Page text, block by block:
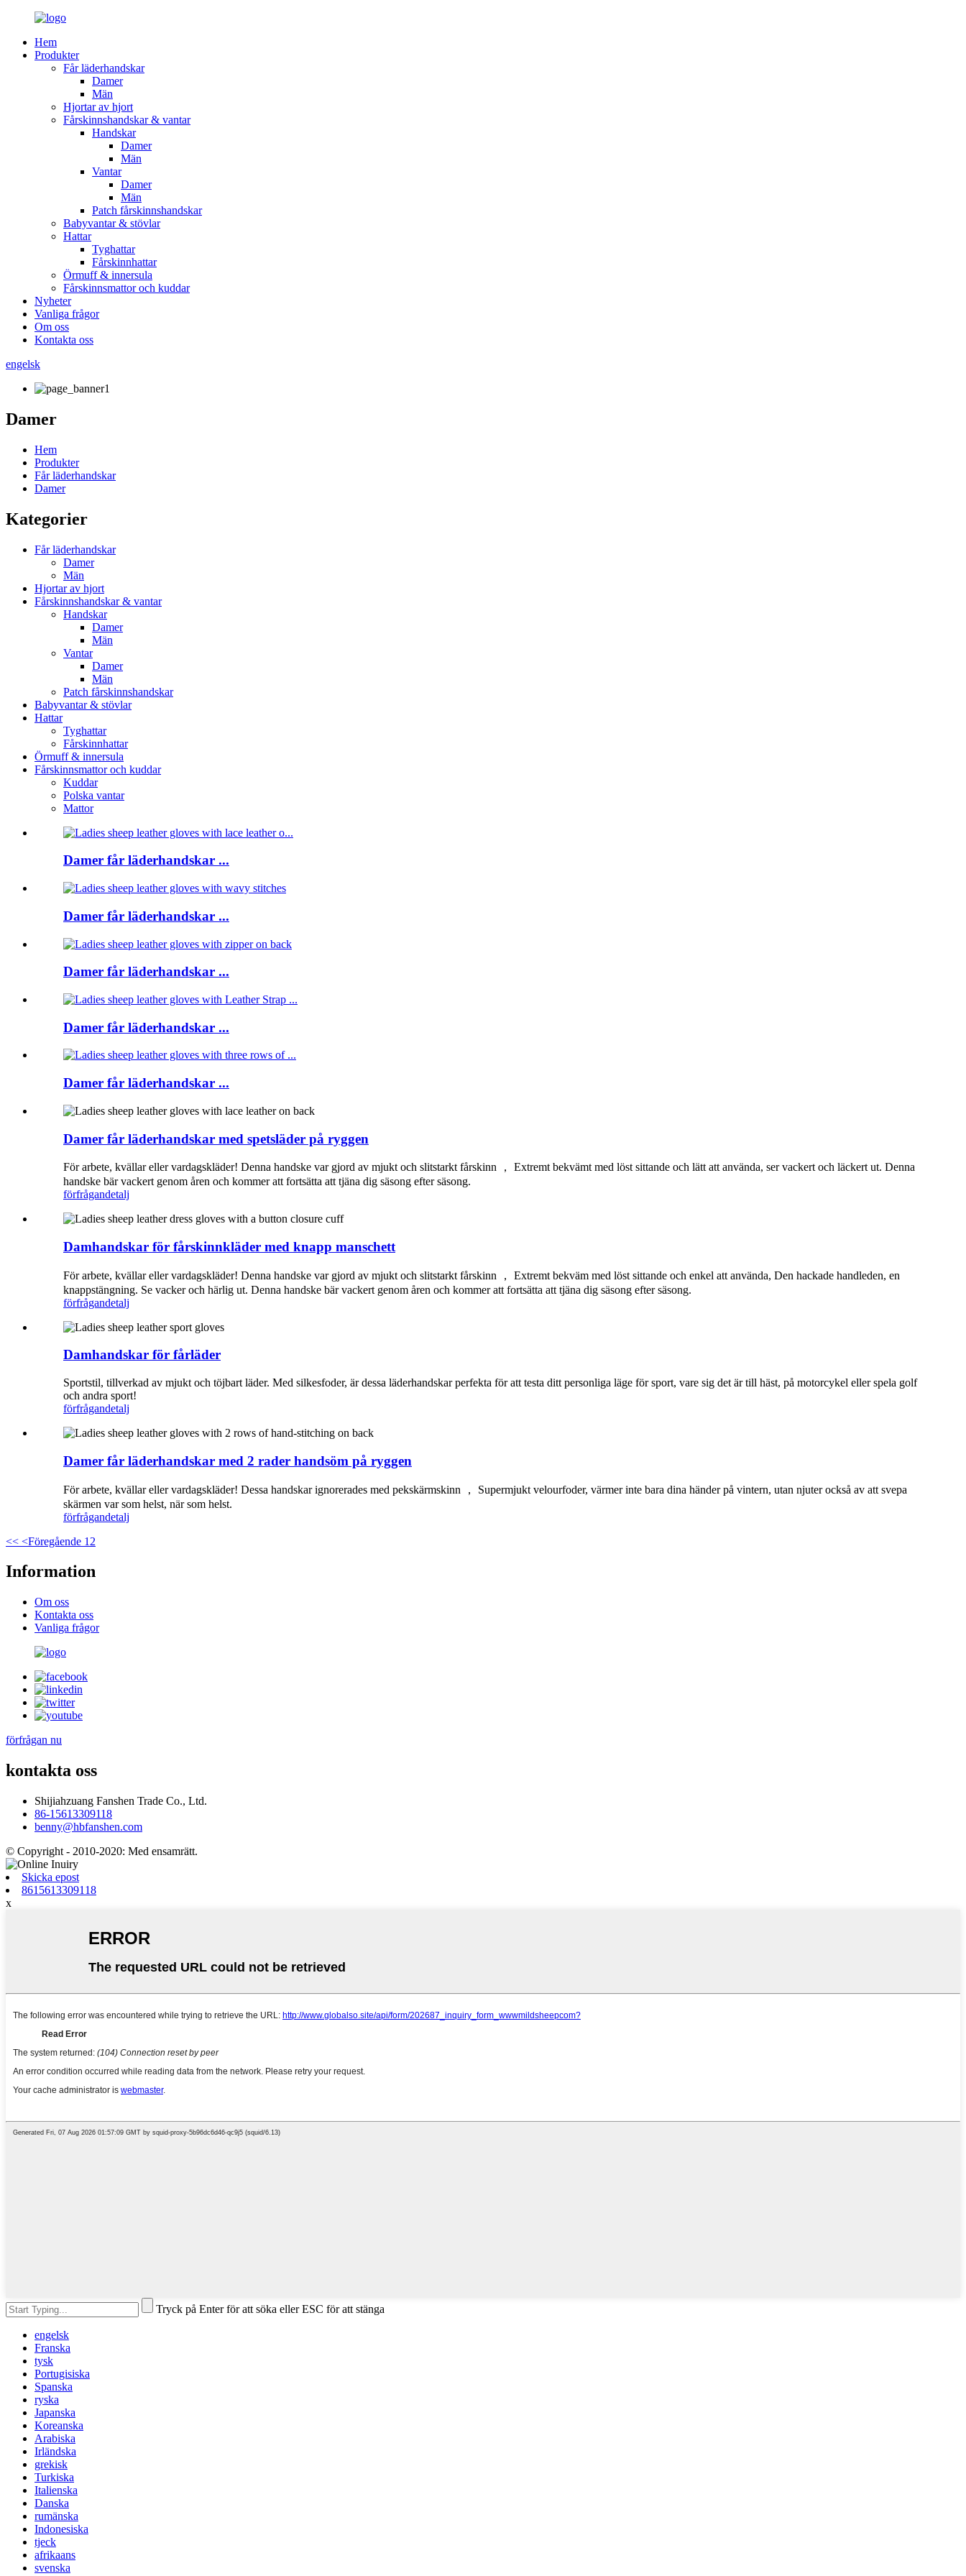
Hem
Produkter
Får läderhandskar
Damer
Män
Hjortar av hjort
Fårskinnshandskar & vantar
Handskar
Damer
Män
Vantar
Damer
Män
Patch fårskinnshandskar
Babyvantar & stövlar
Hattar
Tyghattar
Fårskinnhattar
Örmuff & innersula
Fårskinnsmattor och kuddar
Nyheter
Vanliga frågor
Om oss
Kontakta oss
engelsk
Damer
Hem
Produkter
Får läderhandskar
Damer
Kategorier
Får läderhandskar
Damer
Män
Hjortar av hjort
Fårskinnshandskar & vantar
Handskar
Damer
Män
Vantar
Damer
Män
Patch fårskinnshandskar
Babyvantar & stövlar
Hattar
Tyghattar
Fårskinnhattar
Örmuff & innersula
Fårskinnsmattor och kuddar
Kuddar
Polska vantar
Mattor
Damer får läderhandskar ...
Damer får läderhandskar ...
Damer får läderhandskar ...
Damer får läderhandskar ...
Damer får läderhandskar ...
Damer får läderhandskar med spetsläder på ryggen
För arbete, kvällar eller vardagskläder! Denna handske var gjord av mjukt och slitstarkt fårskinn ， Extremt bekvämt med löst sittande och lätt att använda, ser vackert och läckert ut. Denna
handske bär vackert genom åren och kommer att fortsätta att tjäna dig säsong efter säsong.
förfrågandetalj
Damhandskar för fårskinnkläder med knapp manschett
För arbete, kvällar eller vardagskläder! Denna handske var gjord av mjukt och slitstarkt fårskinn ， Extremt bekväm med löst sittande och enkel att använda, Den hackade handleden, en
knappstängning. Se vacker och härlig ut. Denna handske bär vackert genom åren och kommer att fortsätta att tjäna dig säsong efter säsong.
förfrågandetalj
Damhandskar för fårläder
Sportstil, tillverkad av mjukt och töjbart läder. Med silkesfoder, är dessa läderhandskar perfekta för att testa ditt personliga läge för sport, vare sig det är till häst, på motorcykel eller spela golf
och andra sport!
förfrågandetalj
Damer får läderhandskar med 2 rader handsöm på ryggen
För arbete, kvällar eller vardagskläder! Dessa handskar ignorerades med pekskärmskinn ， Supermjukt velourfoder, värmer inte bara dina händer på vintern, utan njuter också av att svepa
skärmen var som helst, när som helst.
förfrågandetalj
<< <Föregående 1 2
Information
Om oss
Kontakta oss
Vanliga frågor
förfrågan nu
kontakta oss
Shijiahzuang Fanshen Trade Co., Ltd.
86-15613309118
benny@hbfanshen.com
© Copyright - 2010-2020: Med ensamrätt.
Skicka epost
8615613309118
x
Tryck på Enter för att söka eller ESC för att stänga
engelsk
Franska
tysk
Portugisiska
Spanska
ryska
Japanska
Koreanska
Arabiska
Irländska
grekisk
Turkiska
Italienska
Danska
rumänska
Indonesiska
tjeck
afrikaans
svenska